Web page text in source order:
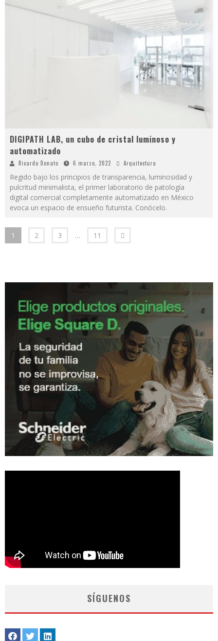
DIGIPATH LAB, un cubo de cristal luminoso y
automatizado
Ricardo Donato 6 marzo, 2022 Arquitectura
Regido bajo los principios de transparencia, luminosidad y
pulcritud minimalista, el primer laboratorio de patología
digital comercial completamente automatizado en México
evoca un espacio de ensueño futurista. Conócelo.
1 2 3 … 11
SÍGUENOS